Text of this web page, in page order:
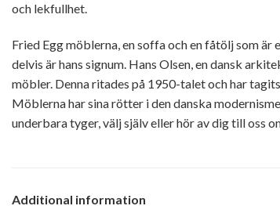
och lekfullhet.
Fried Egg möblerna, en soffa och en fåtölj som
delvis är hans signum. Hans Olsen, en dansk
möbler. Denna ritades på 1950-talet och har
Möblerna har sina rötter i den danska
underbara tyger, välj själv eller hör av dig till oss
Additional information